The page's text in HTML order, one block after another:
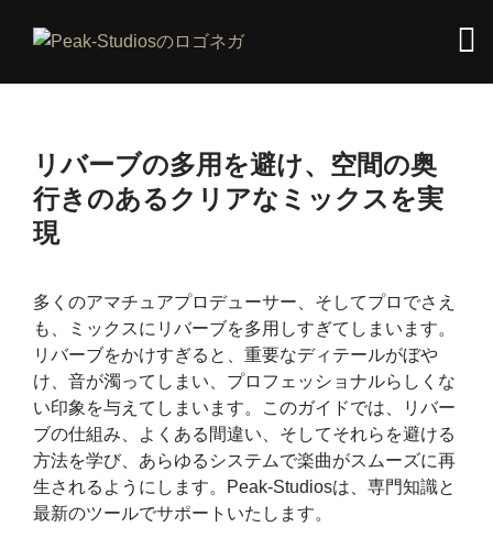
リバーブの多用を避け、空間の奥
行きのあるクリアなミックスを実
現
多くのアマチュアプロデューサー、そしてプロでさえ
も、ミックスにリバーブを多用しすぎてしまいます。
リバーブをかけすぎると、重要なディテールがぼや
け、音が濁ってしまい、プロフェッショナルらしくな
い印象を与えてしまいます。このガイドでは、リバー
ブの仕組み、よくある間違い、そしてそれらを避ける
方法を学び、あらゆるシステムで楽曲がスムーズに再
生されるようにします。Peak-Studiosは、専門知識と
最新のツールでサポートいたします。